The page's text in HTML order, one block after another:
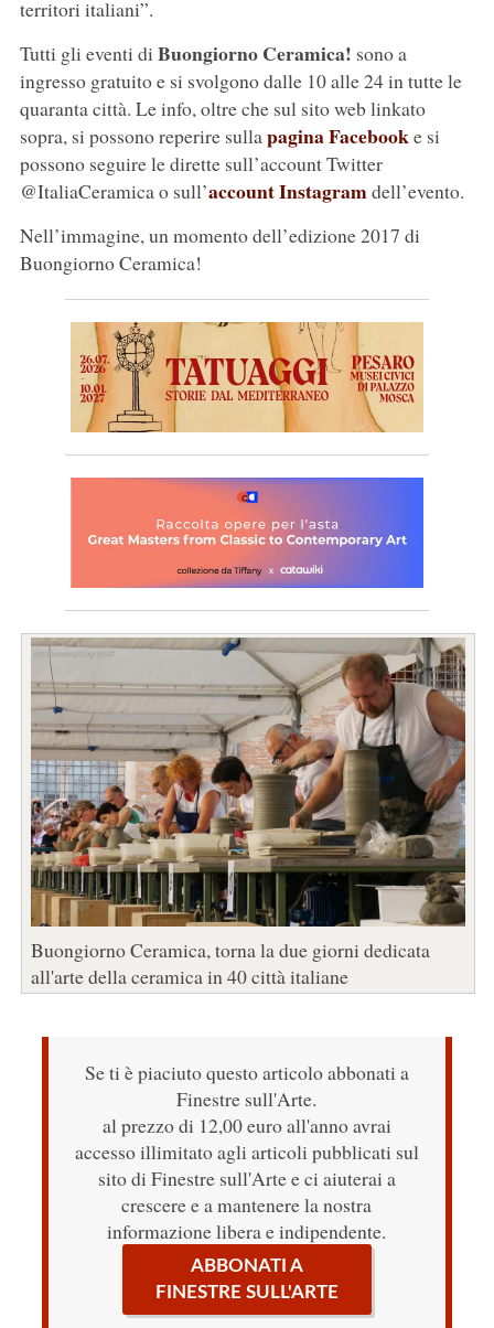
territori italiani”.
Tutti gli eventi di Buongiorno Ceramica! sono a
ingresso gratuito e si svolgono dalle 10 alle 24 in tutte le
quaranta città. Le info, oltre che sul sito web linkato
sopra, si possono reperire sullapagina Facebooke si
possono seguire le dirette sull’account Twitter
@ItaliaCeramica o sull’account Instagramdell’evento.
Nell’immagine, un momento dell’edizione 2017 di
Buongiorno Ceramica!
Buongiorno Ceramica, torna la due giorni dedicata
all'arte della ceramica in 40 città italiane
Se ti è piaciuto questo articolo abbonati a
Finestre sull'Arte.
al prezzo di 12,00 euro all'anno avrai
accesso illimitato agli articoli pubblicati sul
sito di Finestre sull'Arte e ci aiuterai a
crescere e a mantenere la nostra
informazione libera e indipendente.
ABBONATI A
FINESTRE SULL'ARTE